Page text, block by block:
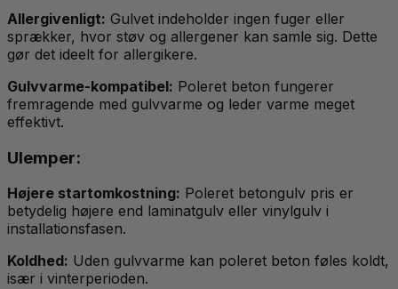
Allergivenligt: Gulvet indeholder ingen fuger eller
sprækker, hvor støv og allergener kan samle sig. Dette
gør det ideelt for allergikere.
Gulvvarme-kompatibel: Poleret beton fungerer
fremragende med gulvvarme og leder varme meget
effektivt.
Ulemper:
Højere startomkostning: Poleret betongulv pris er
betydelig højere end laminatgulv eller vinylgulv i
installationsfasen.
Koldhed: Uden gulvvarme kan poleret beton føles koldt,
især i vinterperioden.